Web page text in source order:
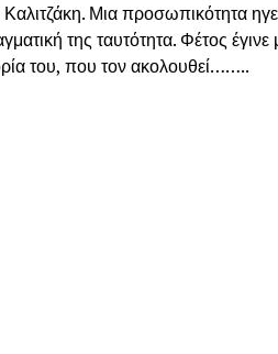
Μια προσωπικότητα
της ταυτότητα. Φέτος
του, που τον ακολουθεί……..